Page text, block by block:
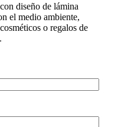
diseño de lámina
el medio ambiente,
o regalos de